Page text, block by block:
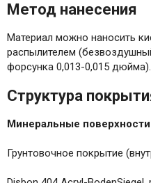
Метод нанесения
Материал можно наносить
распылителем
форсунка 0,013-0,015 дюйма).
Структура
Минеральные
Грунтовочное покрытие